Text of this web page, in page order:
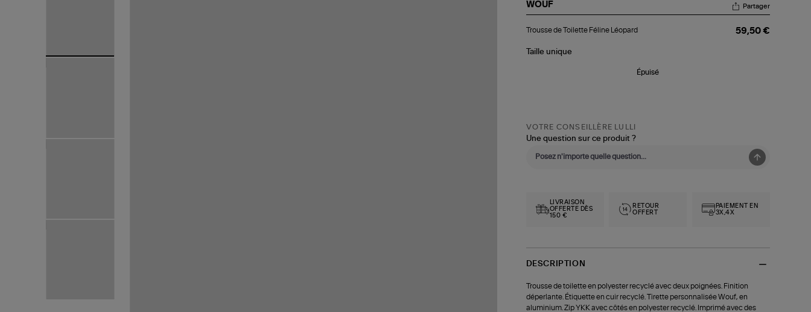
WOUF
de
Féline
Partager
Trousse de Toilette Féline Léopard 59,50 €
Taille unique
Épuisé
VOTRE CONSEILLÈRE LULLI
Une question sur ce produit ?
LIVRAISON
OFFERTE DÈS
150 €
RETOUR
OFFERT
PAIEMENT EN
3X,4X
DESCRIPTION
Trousse de toilette en polyester recyclé avec deux poignées. Finition
déperlante. Étiquette en cuir recyclé. Tirette personnalisée Wouf, en
aluminium. Zip YKK avec côtés en polyester recyclé. Imprimé avec des